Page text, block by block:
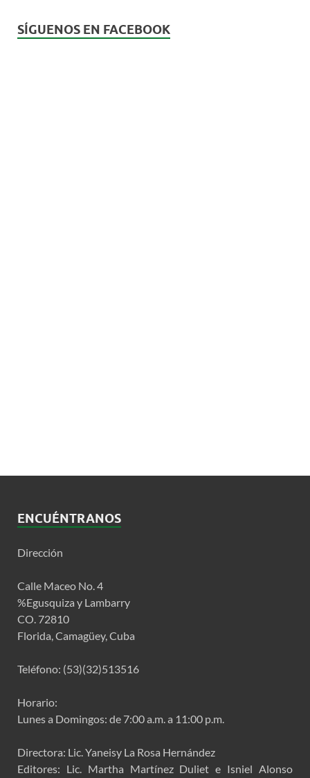
SÍGUENOS EN FACEBOOK
ENCUÉNTRANOS
Dirección
Calle Maceo No. 4
%Egusquiza y Lambarry
CO. 72810
Florida, Camagüey, Cuba
Teléfono: (53)(32)513516
Horario:
Lunes a Domingos: de 7:00 a.m. a 11:00 p.m.
Directora: Lic. Yaneisy La Rosa Hernández
Editores: Lic. Martha Martínez Duliet e Isniel Alonso